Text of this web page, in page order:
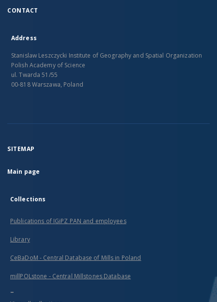
CONTACT
Address
Stanislaw Leszczycki Institute of Geography and Spatial Organization
Polish Academy of Science
ul. Twarda 51/55
00-818 Warszawa, Poland
SITEMAP
Main page
Collections
Publications of IGiPZ PAN and employees
Library
CeBaDoM - Central Database of Mills in Poland
millPOLstone - Central Millstones Database
...